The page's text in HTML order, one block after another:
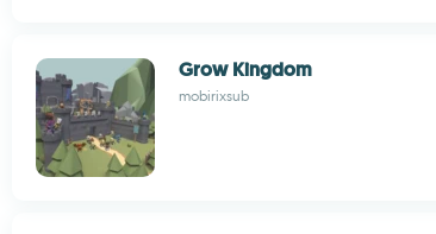
Grow Kingdom
mobirixsub